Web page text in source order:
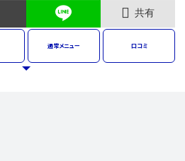
共有
通常メニュー 口コミ